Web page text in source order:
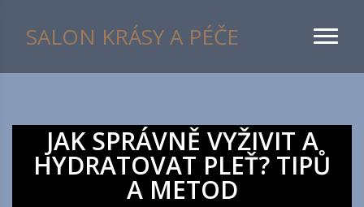
SALON KRÁSY A PÉČE
JAK SPRÁVNĚ VYŽIVIT A
HYDRATOVAT PLEŤ? TIPŮ
A METOD